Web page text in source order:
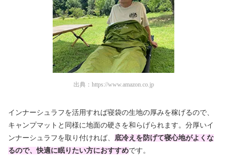
出典： https://www.amazon.co.jp
インナーシュラフを活用すれば寝袋の生地の厚みを稼げるので、
キャンプマットと同様に地面の硬さを和らげられます。分厚いイ
ンナーシュラフを取り付ければ、 底冷えを防げて寝心地がよくな
るので、快適に眠りたい方におすすめです。